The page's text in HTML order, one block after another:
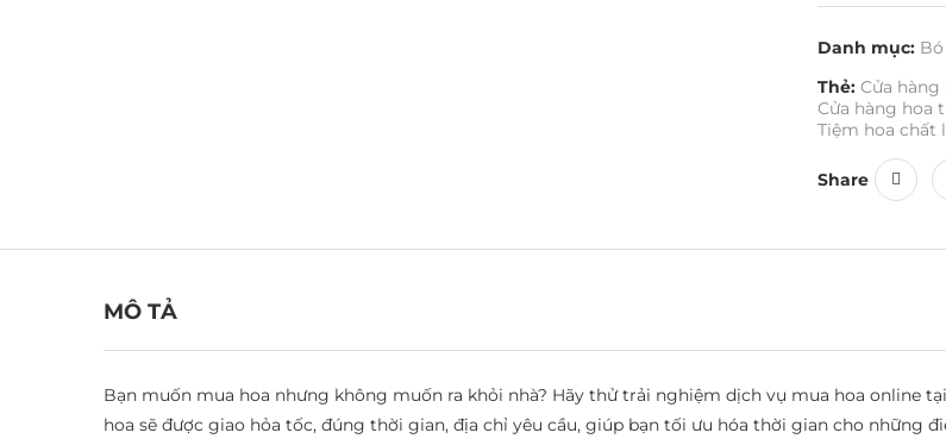
Danh mục:
Thẻ: Cửa hàng
Cửa hàng hoa
Tiệm hoa chất
Share
MÔ TẢ
Bạn muốn mua hoa nhưng không muốn ra khỏi nhà? Hãy thử trải nghiệm dịch vụ mua hoa online tại
hoa sẽ được giao hỏa tốc, đúng thời gian, địa chỉ yêu cầu, giúp bạn tối ưu hóa thời gian cho những